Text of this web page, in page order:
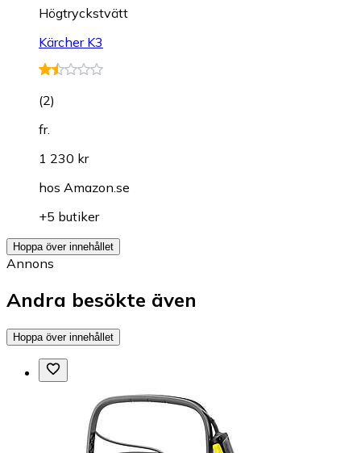
Högtryckstvätt
Kärcher K3
(2)
fr.
1 230 kr
hos Amazon.se
+5 butiker
Hoppa över innehållet
Annons
Andra besökte även
Hoppa över innehållet